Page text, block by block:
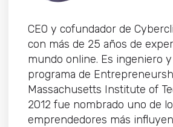
CEO y cofundador de
con más de 25 años de
mundo online. Es ingeniero
programa de
Massachusetts Institute of
2012 fue nombrado uno de
emprendedores más